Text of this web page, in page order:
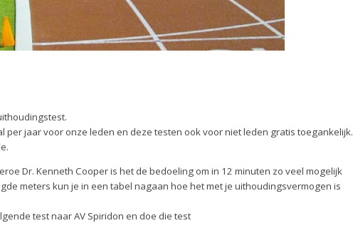
per jaar voor onze leden en deze testen ook voor niet leden gratis toegankelijk.
Dr. Kenneth Cooper is het de bedoeling om in 12 minuten zo veel mogelijk
meters kun je in een tabel nagaan hoe het met je uithoudingsvermogen is
test naar AV Spiridon en doe die test